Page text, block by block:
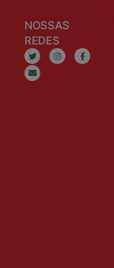
NOSSAS
REDES